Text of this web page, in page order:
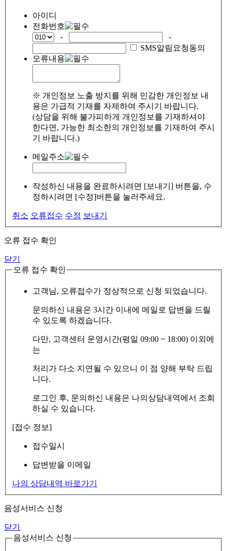
아이디
전화번호
-
-
SMS알림요청동의
오류내용
※ 개인정보 노출 방지를 위해 민감한 개인정보 내
용은 가급적 기재를 자제하여 주시기 바랍니다.
(상담을 위해 불가피하게 개인정보를 기재하셔야
한다면, 가능한 최소한의 개인정보를 기재하여 주시
기 바랍니다.)
메일주소
작성하신 내용을 완료하시려면 [보내기] 버튼을, 수
정하시려면 [수정]버튼을 눌러주세요.
취소 오류접수 수정 보내기
오류 접수 확인
닫기
오류 접수 확인
고객님, 오류접수가 정상적으로 신청 되었습니다.
문의하신 내용은 3시간 이내에 메일로 답변을 드릴
수 있도록 하겠습니다.
다만, 고객센터 운영시간(평일 09:00 ~ 18:00) 이외에
는
처리가 다소 지연될 수 있으니 이 점 양해 부탁 드립
니다.
로그인 후, 문의하신 내용은 나의상담내역에서 조회
하실 수 있습니다.
[접수 정보]
접수일시
답변받을 이메일
나의 상담내역 바로가기
음성서비스 신청
닫기
음성서비스 신청